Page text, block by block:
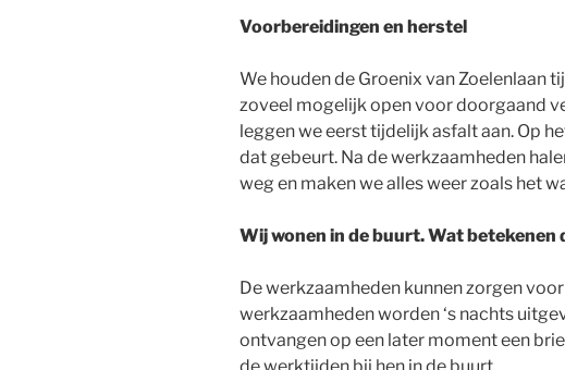
Voorbereidingen en herstel
We houden de Groenix van Zoelenlaan
zoveel mogelijk open voor doorgaand
leggen we eerst tijdelijk asfalt aan. Op
dat gebeurt. Na de werkzaamheden
weg en maken we alles weer zoals het
Wij wonen in de buurt. Wat betekenen
De werkzaamheden kunnen zorgen
werkzaamheden worden ‘s nachts
ontvangen op een later moment een
de werktijden bij hen in de buurt.